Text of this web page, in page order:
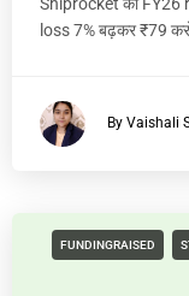
Shiprocket का FY26
loss 7% बढ़कर ₹79
By Vaishali
FUNDINGRAISED